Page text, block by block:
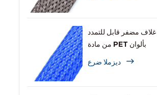
غلاف مضفر قابل للتمدد
من مادة PET بألوان
ديزملا ضرع